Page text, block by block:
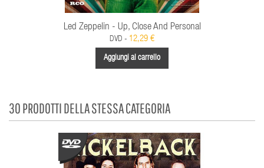
Led Zeppelin - Up, Close And Personal
DVD - 12,29 €
Aggiungi al carrello
30 PRODOTTI DELLA STESSA CATEGORIA